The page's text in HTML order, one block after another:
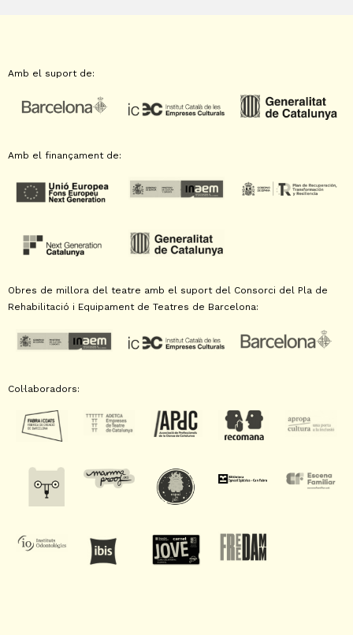
Amb el suport de:
Amb el finançament de:
Obres de millora del teatre amb el suport del Consorci del Pla de
Rehabilitació i Equipament de Teatres de Barcelona:
Col·laboradors: